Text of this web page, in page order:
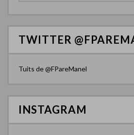
TWITTER
Tuits de @FPareManel
INSTAGRAM